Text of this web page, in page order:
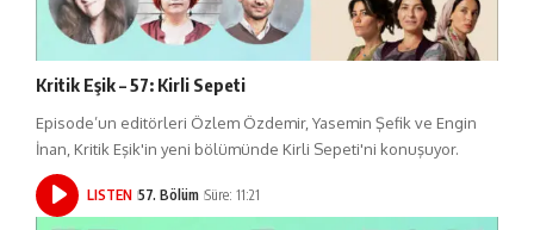
Kritik Eşik – 57: Kirli Sepeti
Episode’un editörleri Özlem Özdemir, Yasemin Şefik ve Engin
İnan, Kritik Eşik'in yeni bölümünde Kirli Sepeti'ni konuşuyor.
LISTEN 57. Bölüm Süre: 11:21